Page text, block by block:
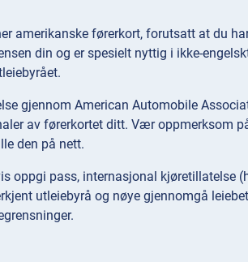
amerikanske førerkort, forutsatt at du
din og er spesielt nyttig i ikke-
gjennom American Automobile
av førerkortet ditt. Vær oppmerksom
den på nett.
oppgi pass, internasjonal kjøretillatelse
utleiebyrå og nøye gjennomgå